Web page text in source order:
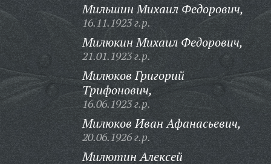
Мильшин Михаил Федорович,
16.11.1923 г.р.
Милюкин Михаил Федорович,
21.01.1923 г.р.
Милюков Григорий
Трифонович,
16.06.1923 г.р.
Милюков Иван Афанасьевич,
20.06.1926 г.р.
Милютин Алексей